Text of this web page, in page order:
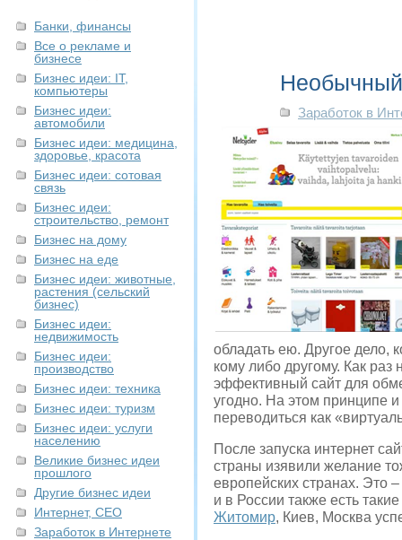
Банки, финансы
Все о рекламе и
бизнесе
Бизнес идеи: IT,
компьютеры
Бизнес идеи:
автомобили
Бизнес идеи: медицина,
здоровье, красота
Бизнес идеи: сотовая
связь
Бизнес идеи:
строительство, ремонт
Бизнес на дому
Бизнес на еде
Бизнес идеи: животные,
растения (сельский
бизнес)
Бизнес идеи:
недвижимость
Бизнес идеи:
производство
Бизнес идеи: техника
Бизнес идеи: туризм
Бизнес идеи: услуги
населению
Великие бизнес идеи
прошлого
Другие бизнес идеи
Интернет, СЕО
Заработок в Интернете
Заработок в
обладать ею. Другое дело,
кому либо другому. Как
эффективный сайт для
угодно. На этом принципе и
переводиться как
После запуска интернет
страны изявили желание
европейских странах. Это
и в России также есть
Житомир, Киев, Москва